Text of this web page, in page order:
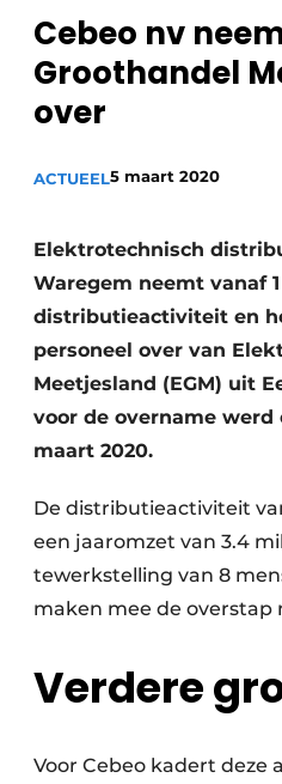
Privacy / Cookie
Video’s
HVAC
Ventilatie
Warmtepompen
Cebeo nv
Groothandel
over
ACTUEEL5 maart 2020
Elektrotechnisch
Waregem neemt vanaf
distributieactiviteit en
personeel over van
Meetjesland (EGM) uit
voor de overname werd
maart 2020.
De distributieactiviteit
een jaaromzet van 3.4
tewerkstelling van 8
maken mee de overstap
Verdere
Voor Cebeo kadert deze